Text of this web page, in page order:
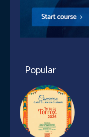
Popular